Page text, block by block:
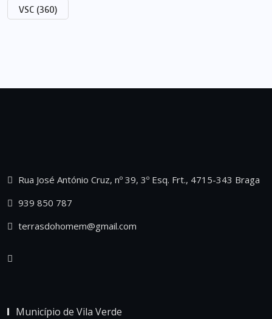
VSC (360)
Rua José António Cruz, nº 39, 3º Esq. Frt., 4715-343 Braga
939 850 787
terrasdohomem@gmail.com
Município de Vila Verde